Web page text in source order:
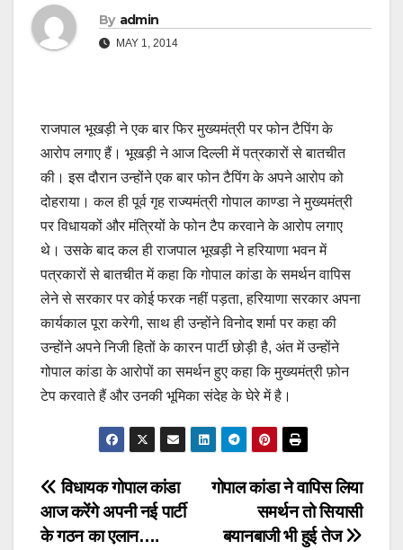
By admin
MAY 1, 2014
राजपाल भूखड़ी ने एक बार फिर मुख्यमंत्री पर फोन टैपिंग के
आरोप लगाए हैं। भूखड़ी ने आज दिल्ली में पत्रकारों से बातचीत
की। इस दौरान उन्होंने एक बार फोन टैपिंग के अपने आरोप को
दोहराया। कल ही पूर्व गृह राज्यमंत्री गोपाल काण्डा ने मुख्यमंत्री
पर विधायकों और मंत्रियों के फोन टैप करवाने के आरोप लगाए
थे। उसके बाद कल ही राजपाल भूखड़ी ने हरियाणा भवन में
पत्रकारों से बातचीत में कहा कि गोपाल कांडा के समर्थन वापिस
लेने से सरकार पर कोई फरक नहीं पड़ता, हरियाणा सरकार अपना
कार्यकाल पूरा करेगी, साथ ही उन्होंने विनोद शर्मा पर कहा की
उन्होंने अपने निजी हितों के कारन पार्टी छोड़ी है, अंत में उन्होंने
गोपाल कांडा के आरोपों का समर्थन हुए कहा कि मुख्यमंत्री फ़ोन
टेप करवाते हैं और उनकी भूमिका संदेह के घेरे में है।
Post
navigation
गोपाल कांडा ने वापिस लिया
समर्थन तो सियासी
बयानबाजी भी हुई तेज
विधायक गोपाल कांडा
आज करेंगे अपनी नई पार्टी
के गठन का एलान….